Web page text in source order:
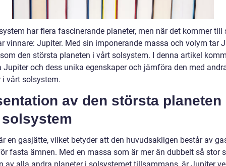
har flera fascinerande planeter, men när det kommer till
vinnare: Jupiter. Med sin imponerande massa och volym tar
den största planeten i vårt solsystem. I denna artikel
Jupiter och dess unika egenskaper och jämföra den med
i vårt solsystem.
av den största planeten
en gasjätte, vilket betyder att den huvudsakligen består av
fasta ämnen. Med en massa som är mer än dubbelt så stor